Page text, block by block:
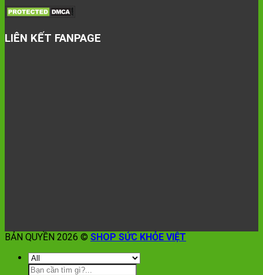
LIÊN KẾT FANPAGE
BẢN QUYỀN 2026 © SHOP SỨC KHỎE VIỆT